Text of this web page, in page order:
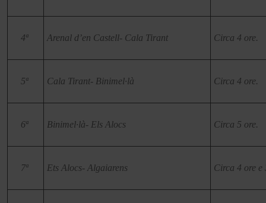
4ª Arenal d’en Castell- Cala Tirant Circa 4 ore.
5ª Cala Tirant- Binimel·là Circa 4 ore.
6ª Binimel·là- Els Alocs Circa 5 ore.
7ª Ets Alocs- Algaiarens Circa 4 ore e